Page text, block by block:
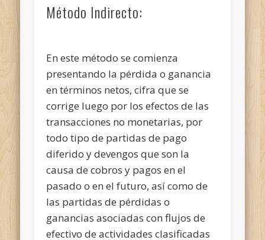
Método Indirecto:
En este método se comienza
presentando la pérdida o ganancia
en términos netos, cifra que se
corrige luego por los efectos de las
transacciones no monetarias, por
todo tipo de partidas de pago
diferido y devengos que son la
causa de cobros y pagos en el
pasado o en el futuro, así como de
las partidas de pérdidas o
ganancias asociadas con flujos de
efectivo de actividades clasificadas